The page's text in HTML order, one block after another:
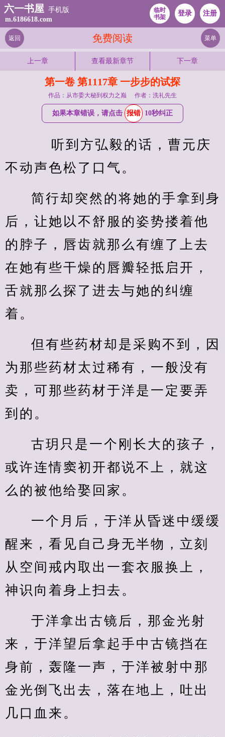
六一书屋 手机版
m.6186618.com
临时
书架
登录 注册
免费阅读
返回 菜单
上一章 查看最新章节 下一章
第一卷 第1117章 一步步的试探
作品：从市委大秘到权力之巅 作者：洗礼先生
如果本章错误，请点击 报错 10秒纠正
不动声色松了口气。
简行却突然的将她的手拿到身
后，让她以不舒服的姿势搂着他
的脖子，唇齿就那么有缠了上去
在她有些干燥的唇瓣轻抵启开，
舌就那么探了进去与她的纠缠
着。
但有些药材却是采购不到，因
为那些药材太过稀有，一般没有
卖，可那些药材于洋是一定要弄
到的。
古玥只是一个刚长大的孩子，
或许连情窦初开都说不上，就这
么的被他给娶回家。
一个月后，于洋从昏迷中缓缓
醒来，看见自己身无半物，立刻
从空间戒内取出一套衣服换上，
神识向着身上扫去。
于洋拿出古镜后，那金光射
来，于洋望后拿起手中古镜挡在
身前，轰隆一声，于洋被射中那
金光倒飞出去，落在地上，吐出
几口血来。